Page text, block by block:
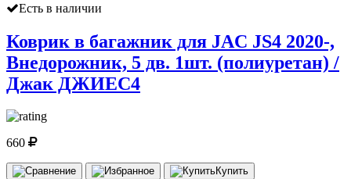
Есть в наличии
Коврик в багажник для JAC JS4 2020-,
Внедорожник, 5 дв. 1шт. (полиуретан) /
Джак ДЖИЕС4
660
Купить